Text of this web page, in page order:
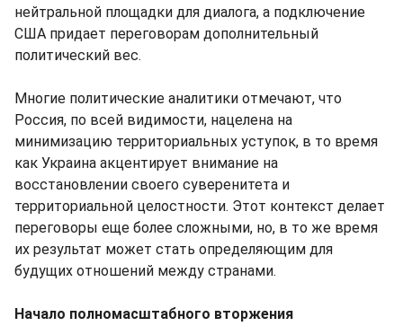
нейтральной площадки для диалога, а подключение
США придает переговорам дополнительный
политический вес.
Многие политические аналитики отмечают, что
Россия, по всей видимости, нацелена на
минимизацию территориальных уступок, в то время
как Украина акцентирует внимание на
восстановлении своего суверенитета и
территориальной целостности. Этот контекст делает
переговоры еще более сложными, но, в то же время
их результат может стать определяющим для
будущих отношений между странами.
Начало полномасштабного вторжения